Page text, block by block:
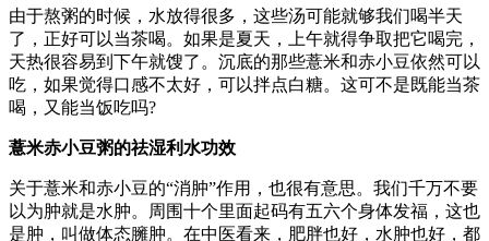
由于熬粥的时候，水放得很多，这些汤可能就够我们喝半天
了，正好可以当茶喝。如果是夏天，上午就得争取把它喝完，
天热很容易到下午就馊了。沉底的那些薏米和赤小豆依然可以
吃，如果觉得口感不太好，可以拌点白糖。这可不是既能当茶
喝，又能当饭吃吗?
薏米赤小豆粥的祛湿利水功效
关于薏米和赤小豆的“消肿”作用，也很有意思。我们千万不要
以为肿就是水肿。周围十个里面起码有五六个身体发福，这也
是肿，叫做体态臃肿。在中医看来，肥胖也好，水肿也好，都